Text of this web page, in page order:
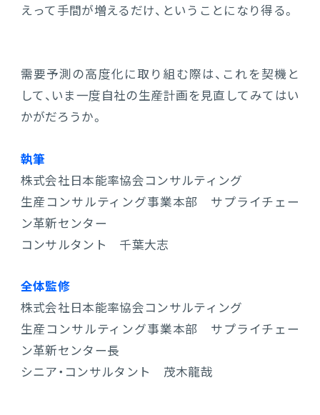
えって手間が増えるだけ、ということになり得る。
需要予測の高度化に取り組む際は、これを契機と
して、いま一度自社の生産計画を見直してみてはい
かがだろうか。
執筆
株式会社日本能率協会コンサルティング
生産コンサルティング事業本部 サプライチェー
ン革新センター
コンサルタント 千葉大志
全体監修
株式会社日本能率協会コンサルティング
生産コンサルティング事業本部 サプライチェー
ン革新センター長
シニア・コンサルタント 茂木龍哉